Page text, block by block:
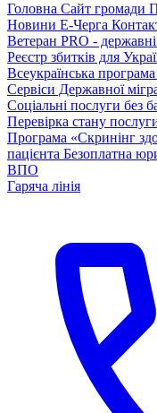
Головна Сайт громади
Новини Е-Черга
Ветеран PRO -
Реєстр збитків для
Всеукраїнська
Сервіси Державної
Соціальні послуги без
Перевірка стану
Програма «Скринінг
пацієнта Безоплатна
ВПО
Гаряча лінія